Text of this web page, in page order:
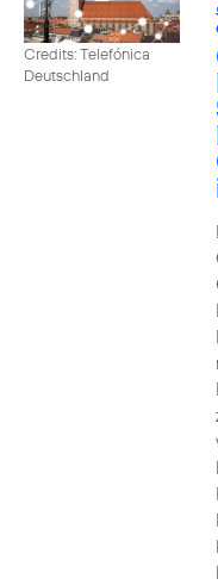
Credits: Telefónica
Deutschland